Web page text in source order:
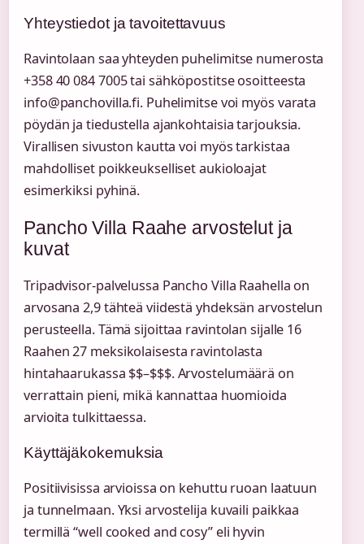
Yhteystiedot ja tavoitettavuus
Ravintolaan saa yhteyden puhelimitse numerosta
+358 40 084 7005 tai sähköpostitse osoitteesta
info@panchovilla.fi. Puhelimitse voi myös varata
pöydän ja tiedustella ajankohtaisia tarjouksia.
Virallisen sivuston kautta voi myös tarkistaa
mahdolliset poikkeukselliset aukioloajat
esimerkiksi pyhinä.
Pancho Villa Raahe arvostelut ja
kuvat
Tripadvisor-palvelussa Pancho Villa Raahella on
arvosana 2,9 tähteä viidestä yhdeksän arvostelun
perusteella. Tämä sijoittaa ravintolan sijalle 16
Raahen 27 meksikolaisesta ravintolasta
hintahaarukassa $$–$$$. Arvostelumäärä on
verrattain pieni, mikä kannattaa huomioida
arvioita tulkittaessa.
Käyttäjäkokemuksia
Positiivisissa arvioissa on kehuttu ruoan laatuun
ja tunnelmaan. Yksi arvostelija kuvaili paikkaa
termillä “well cooked and cosy” eli hyvin